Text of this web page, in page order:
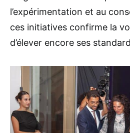
l’expérimentation et au
ces initiatives confirme la
d’élever encore ses